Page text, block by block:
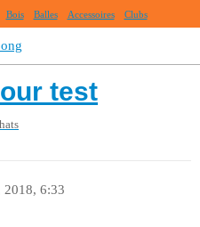
Bois Balles Accessoires Clubs
test
2018, 6:33